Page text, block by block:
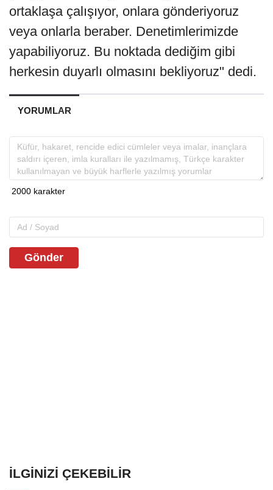
ortaklaşa çalışıyor, onlara gönderiyoruz
veya onlarla beraber. Denetimlerimizde
yapabiliyoruz. Bu noktada dediğim gibi
herkesin duyarlı olmasını bekliyoruz" dedi.
YORUMLAR
Gönder
İLGINIZI ÇEKEBILIR